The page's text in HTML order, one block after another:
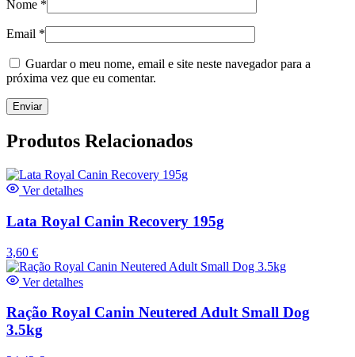
Nome *
Email *
Guardar o meu nome, email e site neste navegador para a
próxima vez que eu comentar.
Produtos Relacionados
Ver detalhes
Lata Royal Canin Recovery 195g
3,60 €
Ver detalhes
Ração Royal Canin Neutered Adult Small Dog
3.5kg